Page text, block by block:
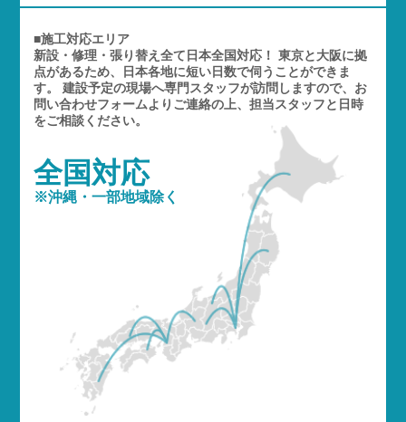
■施工対応エリア
新設・修理・張り替え全て日本全国対応！ 東京と大阪に拠
点があるため、日本各地に短い日数で伺うことができま
す。 建設予定の現場へ専門スタッフが訪問しますので、お
問い合わせフォームよりご連絡の上、担当スタッフと日時
をご相談ください。
全国対応
※沖縄・一部地域除く